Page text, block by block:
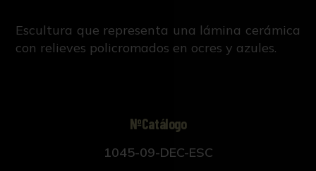
Escultura que representa una lámina cerámica
con relieves policromados en ocres y azules.
NºCatálogo
1045-09-DEC-ESC